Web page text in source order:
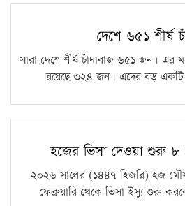
দেশে ৬৫১ শীর্ষ
সারা দেশে শীর্ষ চাঁদাবাজ ৬৫১ জন। এর
রয়েছে ৩২৪ জন। এদের বড়
হজের ভিসা দেওয়া শুরু ৮
২০২৬ সালের (১৪৪৭ হিজরি) হজ
ফেব্রুয়ারি থেকে ভিসা ইস্যু শুরু